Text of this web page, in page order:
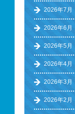
2026年7月
2026年6月
2026年5月
2026年4月
2026年3月
2026年2月